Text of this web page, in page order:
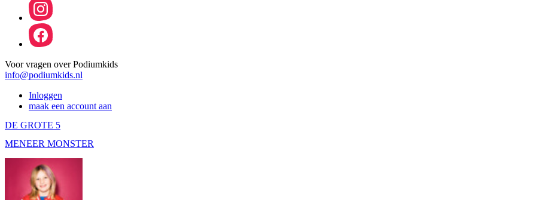
Voor vragen over Podiumkids
info@podiumkids.nl
Inloggen
maak een account aan
DE GROTE 5
MENEER MONSTER